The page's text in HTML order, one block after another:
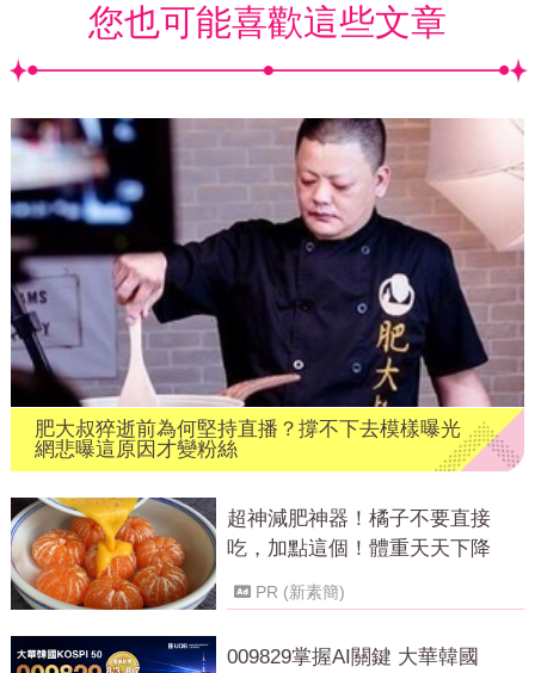
您也可能喜歡這些文章
肥大叔猝逝前為何堅持直播？撐不下去模樣曝光
網悲曝這原因才變粉絲
超神減肥神器！橘子不要直接
吃，加點這個！體重天天下降
PR (新素簡)
009829掌握AI關鍵 大華韓國